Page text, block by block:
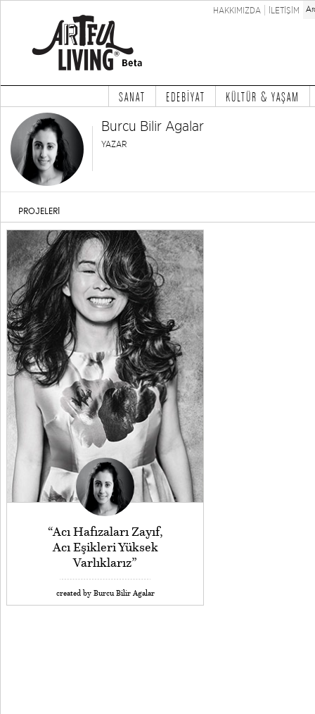
HAKKIMIZDA İLETİŞİM
SANAT EDEBİYAT KÜLTÜR & YAŞAM
Burcu Bilir Agalar
YAZAR
PROJELERİ
“Acı Hafızaları Zayıf,
Acı Eşikleri Yüksek
Varlıklarız”
created by Burcu Bilir Agalar